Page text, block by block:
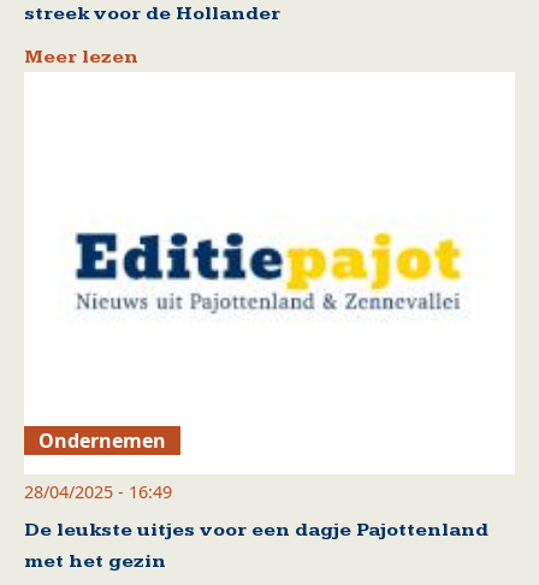
streek voor de Hollander
Meer lezen
Ondernemen
28/04/2025 - 16:49
De leukste uitjes voor een dagje Pajottenland
met het gezin